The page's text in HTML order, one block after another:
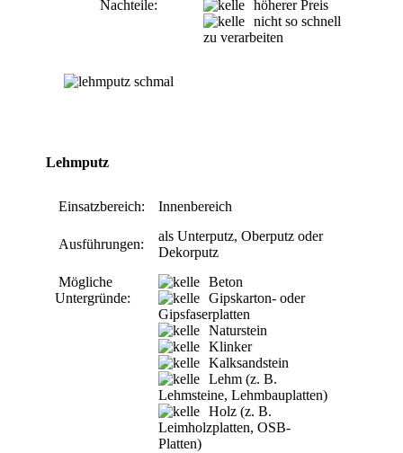
Nachteile:
höherer Preis
nicht so schnell
zu verarbeiten
Lehmputz
Einsatzbereich: Innenbereich
Ausführungen:
als Unterputz, Oberputz oder
Dekorputz
Mögliche
Untergründe:
Beton
Gipskarton- oder
Gipsfaserplatten
Naturstein
Klinker
Kalksandstein
Lehm (z. B.
Lehmsteine, Lehmbauplatten)
Holz (z. B.
Leimholzplatten, OSB-
Platten)